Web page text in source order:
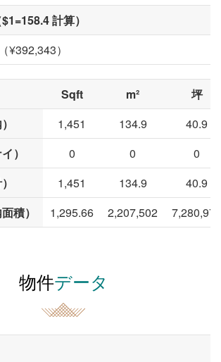
計算）
¥392,343）
Sqft m²
坪
1,451 134.9
40.9
）
0 0
0
1,451 134.9
40.9
積）
1,295.66 2,207,502 7,280,978
物件データ